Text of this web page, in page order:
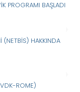
PROGRAMI BAŞLADI
(NETBİS) HAKKINDA
ROME)